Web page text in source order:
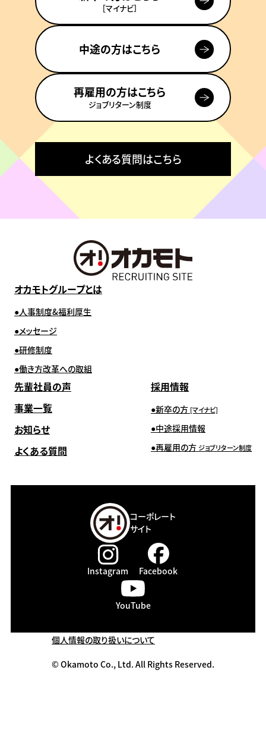
［マイナビ］
中途の方はこちら
再雇用の方はこちら
ジョブリターン制度
よくある質問はこちら
オカモトグループとは
人事制度&福利厚生
メッセージ
研修制度
働き方改革への取組
先輩社員の声
事業一覧
お知らせ
よくある質問
採用情報
新卒の方 [マイナビ]
中途採用情報
再雇用の方 ジョブリターン制度
コーポレート
サイト
Instagram Facebook
YouTube
個人情報の取り扱いについて
© Okamoto Co., Ltd. All Rights Reserved.